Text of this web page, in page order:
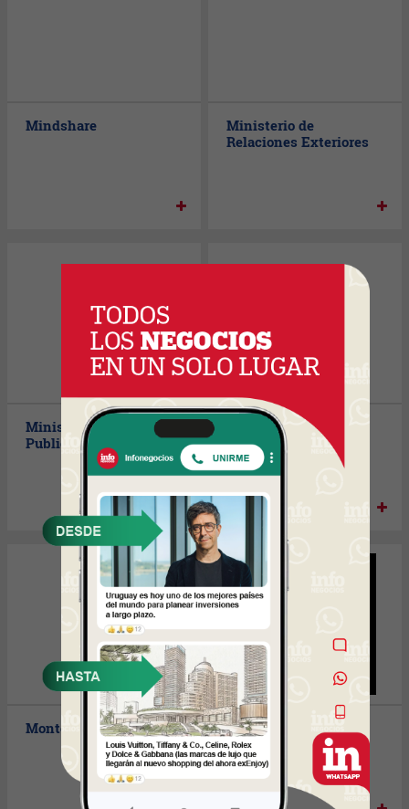
Mindshare
Ministerio de
Relaciones Exteriores
Ministerio de Salud
Publica
Mirtrans
Montecudine Montevideo Brokers